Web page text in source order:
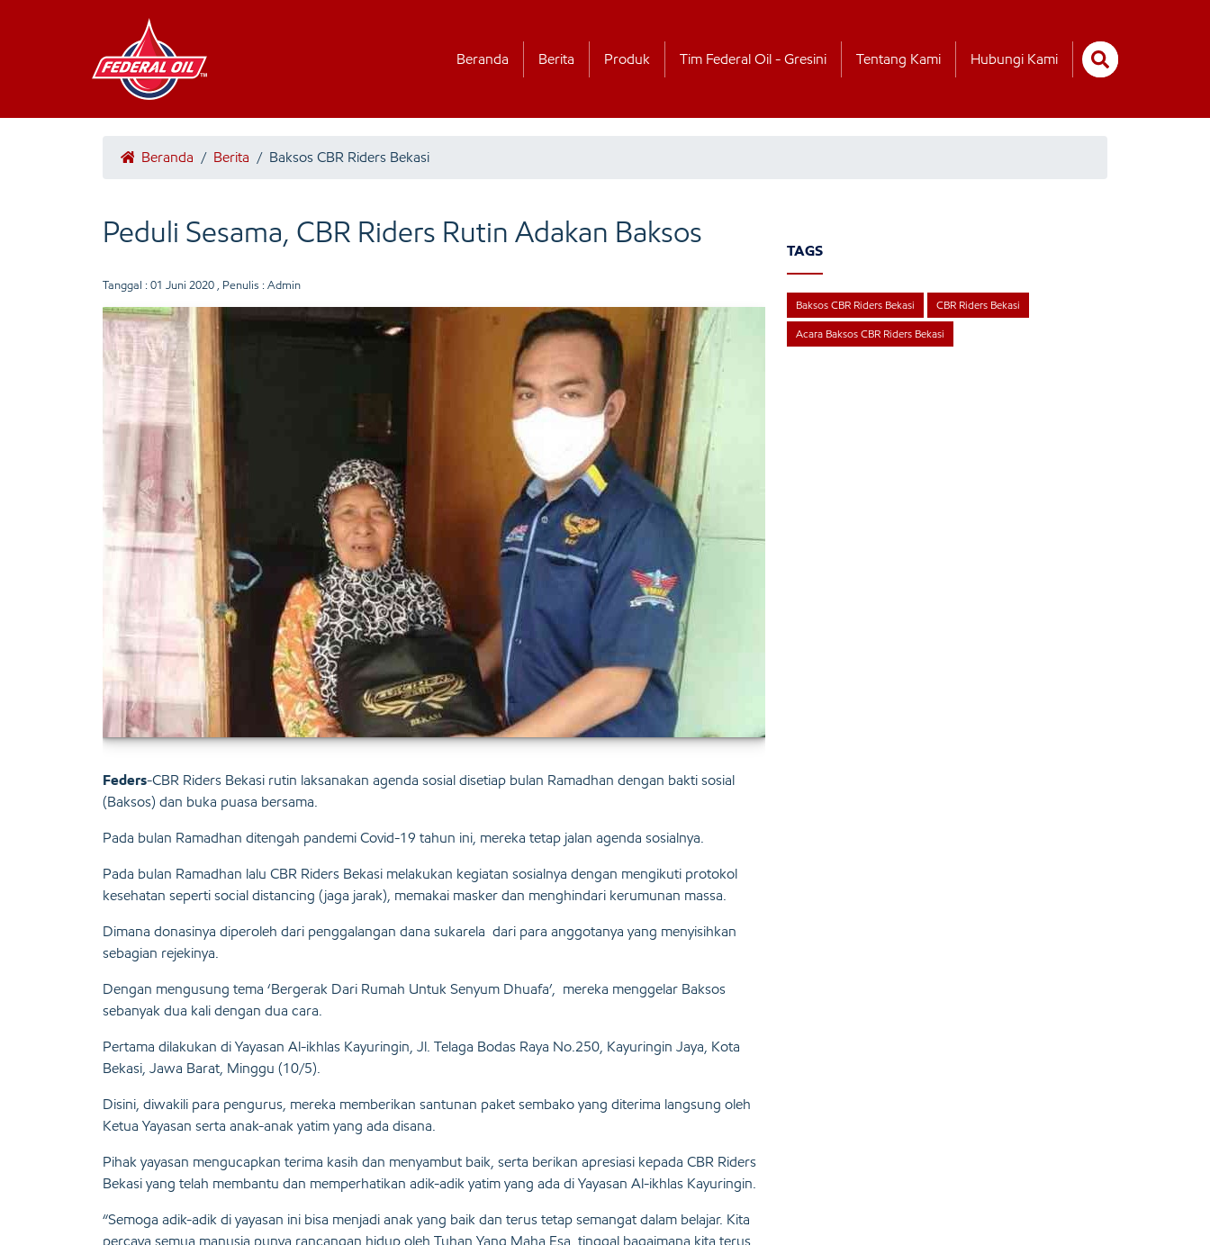
Beranda Berita Produk Tim Federal Oil - Gresini Tentang Kami Hubungi Kami
Beranda / Berita / Baksos CBR Riders Bekasi
Peduli Sesama, CBR Riders Rutin Adakan Baksos
Tanggal : 01 Juni 2020 , Penulis : Admin
Feders-CBR Riders Bekasi rutin laksanakan agenda sosial disetiap bulan Ramadhan dengan bakti sosial
(Baksos) dan buka puasa bersama.
Pada bulan Ramadhan ditengah pandemi Covid-19 tahun ini, mereka tetap jalan agenda sosialnya.
Pada bulan Ramadhan lalu CBR Riders Bekasi melakukan kegiatan sosialnya dengan mengikuti protokol
kesehatan seperti social distancing (jaga jarak), memakai masker dan menghindari kerumunan massa.
Dimana donasinya diperoleh dari penggalangan dana sukarela dari para anggotanya yang menyisihkan
sebagian rejekinya.
Dengan mengusung tema ‘Bergerak Dari Rumah Untuk Senyum Dhuafa’, mereka menggelar Baksos
sebanyak dua kali dengan dua cara.
Pertama dilakukan di Yayasan Al-ikhlas Kayuringin, Jl. Telaga Bodas Raya No.250, Kayuringin Jaya, Kota
Bekasi, Jawa Barat, Minggu (10/5).
Disini, diwakili para pengurus, mereka memberikan santunan paket sembako yang diterima langsung oleh
Ketua Yayasan serta anak-anak yatim yang ada disana.
Pihak yayasan mengucapkan terima kasih dan menyambut baik, serta berikan apresiasi kepada CBR Riders
Bekasi yang telah membantu dan memperhatikan adik-adik yatim yang ada di Yayasan Al-ikhlas Kayuringin.
“Semoga adik-adik di yayasan ini bisa menjadi anak yang baik dan terus tetap semangat dalam belajar. Kita
percaya semua manusia punya rancangan hidup oleh Tuhan Yang Maha Esa, tinggal bagaimana kita terus
TAGS
Baksos CBR Riders Bekasi CBR Riders Bekasi
Acara Baksos CBR Riders Bekasi